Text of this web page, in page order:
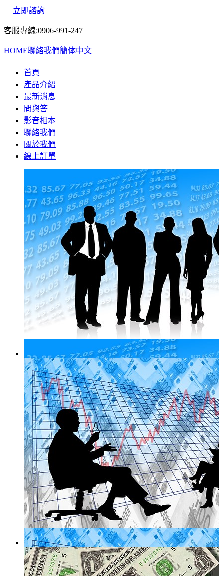
立即諮詢
客服專線:0906-991-247
HOME聯絡我們簡体中文
首頁
產品介紹
最新消息
問與答
影音相本
聯絡我們
關於我們
線上訂單